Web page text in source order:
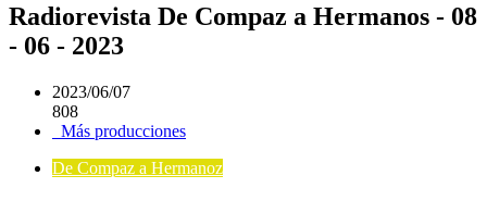
Radiorevista De Compaz a Hermanos - 08
- 06 - 2023
2023/06/07
808
Más producciones
De Compaz a Hermanoz